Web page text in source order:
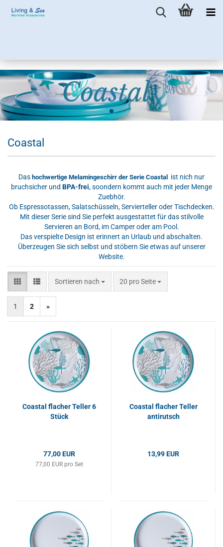
Coastal
Das hochwertige Melamingeschirr der Serie Coastal
ist nich nur
bruchsicher und BPA-frei, soondern kommt auch mit jeder Menge
Zuebhör.
Ob Espressotassen, Salatschüsseln, Servierteller oder Tischdecken.
Mit dieser Serie sind Sie perfekt ausgestattet für das stilvolle
Servieren an Bord, im Camper oder am Pool.
Das verspielte Design ist erinnert an Urlaub und abschalten.
Überzeugen Sie sich selbst und stöbern Sie etwas auf unserer
Website.
Sortieren nach
Sortieren nach 20 pro Seite
pro Seite
1 2 »
Coastal flacher Teller 6
Stück
77,00 EUR
77,00 EUR pro Set
Coastal flacher Teller
antirutsch
13,99 EUR